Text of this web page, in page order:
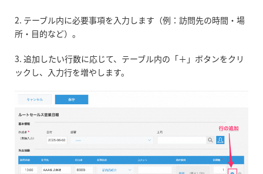
2. テーブル内に必要事項を入力します（例：訪問先の時間・場
所・目的など）。
3. 追加したい行数に応じて、テーブル内の「＋」ボタンをクリ
ックし、入力行を増やします。